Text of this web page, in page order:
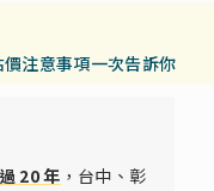
注意事項一次告訴你
20 年 ，台中、彰